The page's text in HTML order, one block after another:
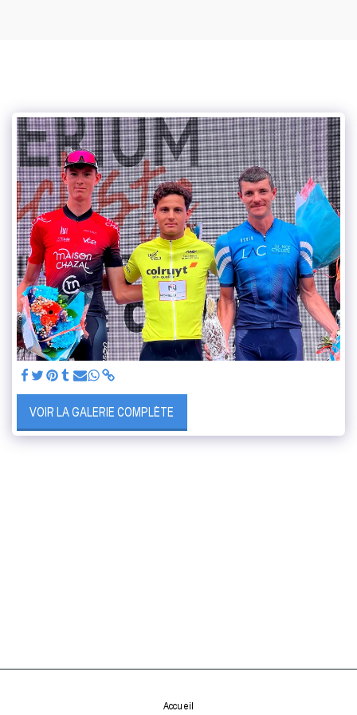
VOIR LA GALERIE COMPLÈTE
Accueil